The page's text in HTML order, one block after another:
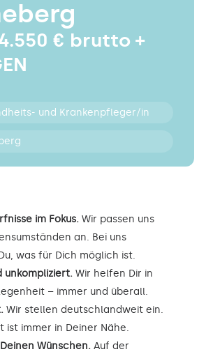
€ brutto +
und Krankenpfleger/in
im Fokus. Wir passen uns
an. Bei uns
was für Dich möglich ist.
unkompliziert. Wir helfen Dir in
– immer und überall.
Wir stellen deutschlandweit ein.
ist immer in Deiner Nähe.
Wünschen. Auf der